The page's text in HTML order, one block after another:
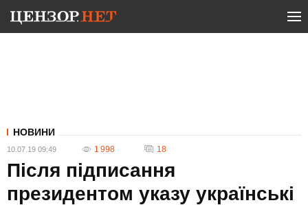
НОВИНИ
10.07.19 09:49 1 998 18
Після підписання
президентом указу українські